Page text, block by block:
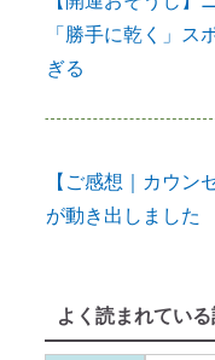
「勝手に乾く」ス
ぎる
【ご感想｜カウン
が動き出しました
【カウンセリング
よく読まれてい